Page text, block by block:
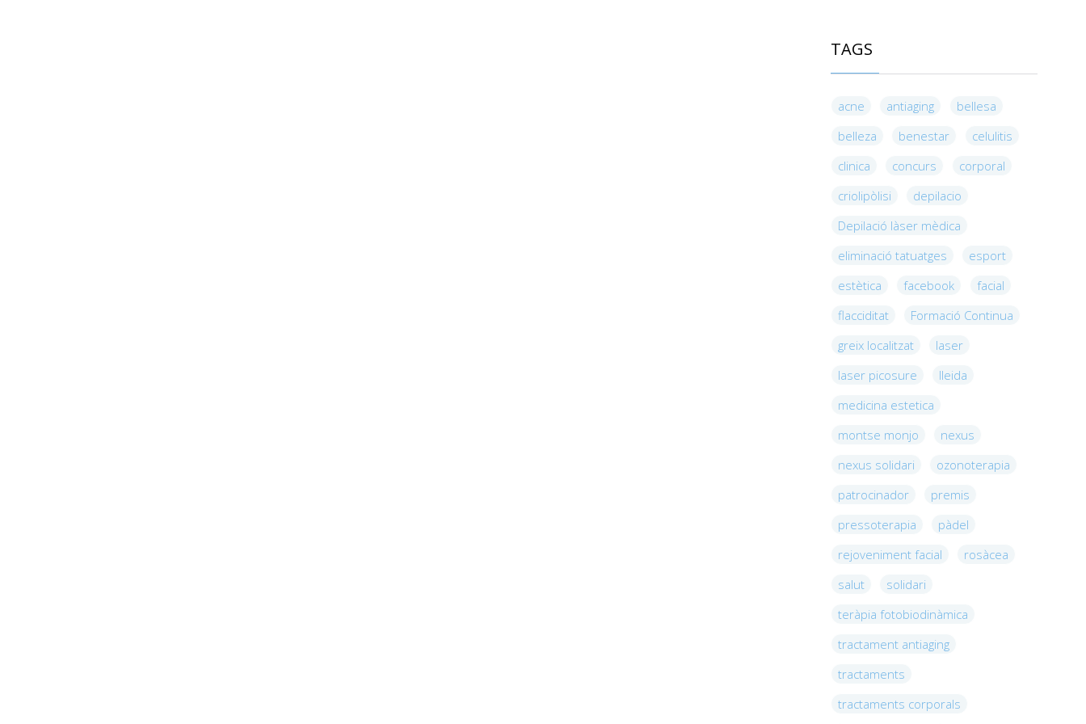
TAGS
acne antiaging
bellesa
belleza
benestar
celulitis
clinica
concurs
corporal
criolipòlisi
depilacio
Depilació làser mèdica
eliminació tatuatges
esport
estètica
facebook
facial
flacciditat
Formació Continua
greix localitzat
laser
laser picosure
lleida
medicina estetica
montse monjo
nexus
nexus solidari
ozonoterapia
patrocinador
premis
pressoterapia
pàdel
rejoveniment facial
rosàcea
salut
solidari
teràpia fotobiodinàmica
tractament antiaging
tractaments
tractaments corporals